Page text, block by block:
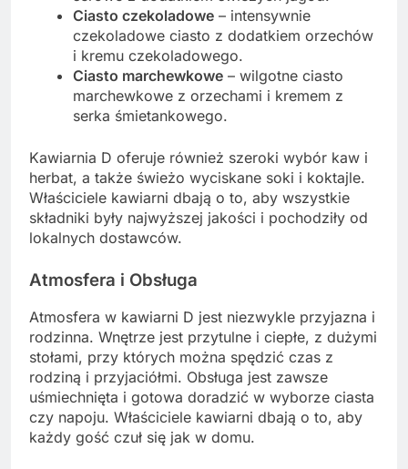
Ciasto czekoladowe – intensywnie
czekoladowe ciasto z dodatkiem orzechów
i kremu czekoladowego.
Ciasto marchewkowe – wilgotne ciasto
marchewkowe z orzechami i kremem z
serka śmietankowego.
Kawiarnia D oferuje również szeroki wybór kaw i
herbat, a także świeżo wyciskane soki i koktajle.
Właściciele kawiarni dbają o to, aby wszystkie
składniki były najwyższej jakości i pochodziły od
lokalnych dostawców.
Atmosfera i Obsługa
Atmosfera w kawiarni D jest niezwykle przyjazna i
rodzinna. Wnętrze jest przytulne i ciepłe, z dużymi
stołami, przy których można spędzić czas z
rodziną i przyjaciółmi. Obsługa jest zawsze
uśmiechnięta i gotowa doradzić w wyborze ciasta
czy napoju. Właściciele kawiarni dbają o to, aby
każdy gość czuł się jak w domu.